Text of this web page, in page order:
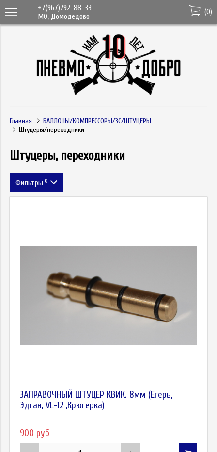
+7(967)292-88-33
МО, Домодедово
(0)
Главная
БАЛЛОНЫ/КОМПРЕССОРЫ/ЗС/ШТУЦЕРЫ
Штуцеры/переходники
Штуцеры, переходники
Фильтры 0
ЗАПРАВОЧНЫЙ ШТУЦЕР КВИК. 8мм (Егерь,
Эдган, VL-12 ,Крюгерка)
900 руб